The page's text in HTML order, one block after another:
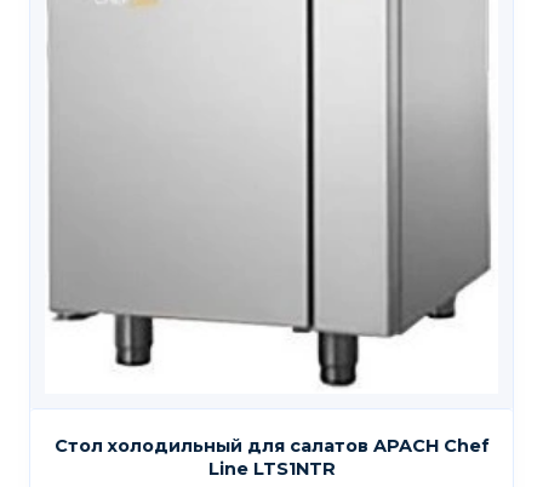
Стол холодильный для салатов APACH Chef
Line LTS1NTR